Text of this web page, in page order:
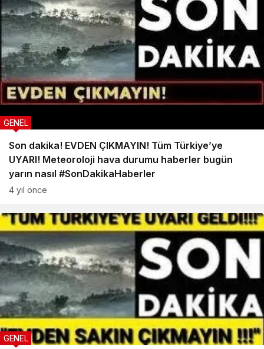
Son dakika! EVDEN ÇIKMAYIN! Tüm Türkiye’ye
UYARI! Meteoroloji hava durumu haberler bugün
yarın nasıl #SonDakikaHaberler
GENEL
4 yıl önce
GENEL